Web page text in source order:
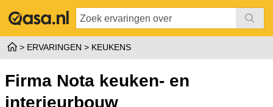
ERVARINGEN KEUKENS
Firma Nota keuken- en
interieurbouw